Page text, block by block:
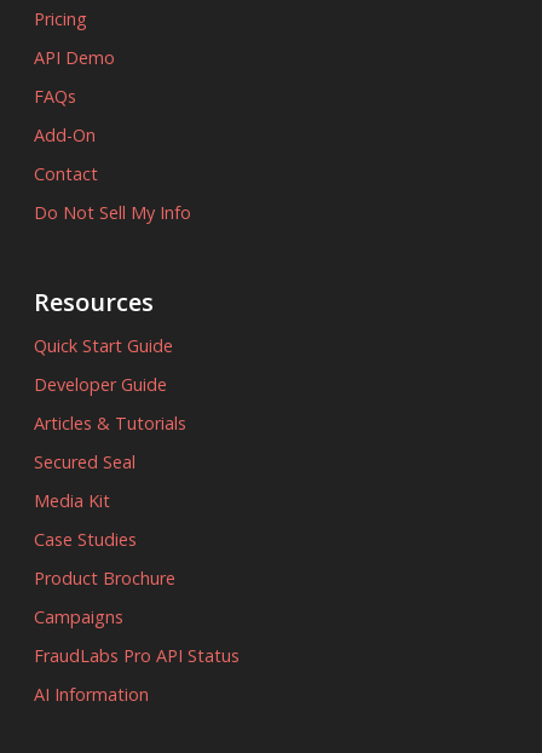
Pricing
API Demo
FAQs
Add-On
Contact
Do Not Sell My Info
Resources
Quick Start Guide
Developer Guide
Articles & Tutorials
Secured Seal
Media Kit
Case Studies
Product Brochure
Campaigns
FraudLabs Pro API Status
AI Information